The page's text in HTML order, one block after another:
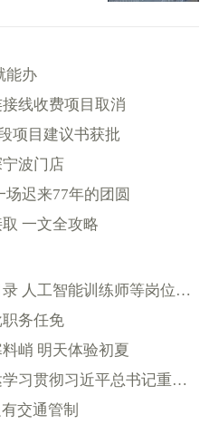
能办
线收费项目取消
项目建议书获批
波门店
迟来77年的团圆
一文全攻略
宁波等地发布紧缺技工目录 人工智能训练师等岗位需求旺
务任免
峭 明天体验初夏
市委常委会召开会议传达学习贯彻习近平总书记重要讲话精神
交通管制